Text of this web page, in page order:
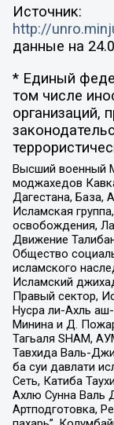
Источник:
http://
данные на
* Единый
том числе
организаций,
Высший военный
моджахедов
Дагестана, База,
Исламская
освобождения,
Движение
Общество
исламского
Исламский
Правый сектор,
Нусра ли-Ахль
Минина и Д.
Тагьаля SHAM,
Тавхида Валь-
ба суи давлати
Сеть, Катиба
Ахлю Сунна Валь
Артподготовка,